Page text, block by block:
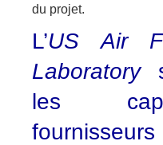
du projet.
L’US Air
Laboratory
les